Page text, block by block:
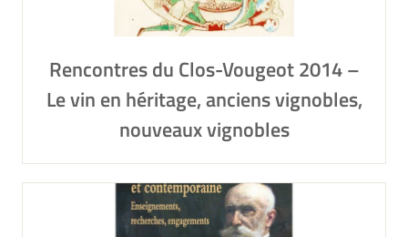
Rencontres du Clos-Vougeot 2014 –
Le vin en héritage, anciens vignobles,
nouveaux vignobles